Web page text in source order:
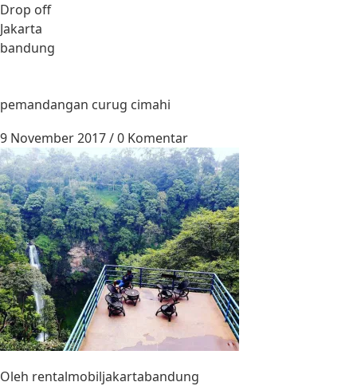
Drop off
Jakarta
bandung
pemandangan curug cimahi
9 November 2017/0 Komentar
Oleh rentalmobiljakartabandung